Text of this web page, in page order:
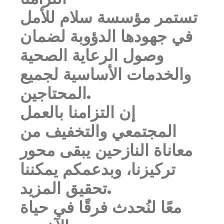
تستمر مؤسسة سلام للأمل
في جهودها الدؤوبة لضمان
وصول الرعاية الصحية
والخدمات الأساسية لجميع
المحتاجين.
إن التزامنا بالعمل
المجتمعي والتخفيف من
معاناة النازحين يبقى محور
تركيزنا، وبدعمكم يمكننا
تحقيق المزيد.
معًا لنُحدث فرقًا في حياة